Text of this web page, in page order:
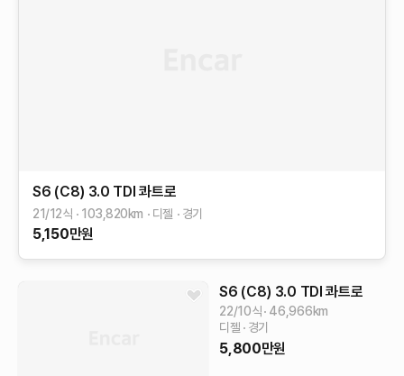
S6 (C8) 3.0 TDI 콰트로
21/12식 103,820km 디젤 경기
5,150만원
S6 (C8) 3.0 TDI 콰트로
22/10식 46,966km
디젤
경기
5,800만원